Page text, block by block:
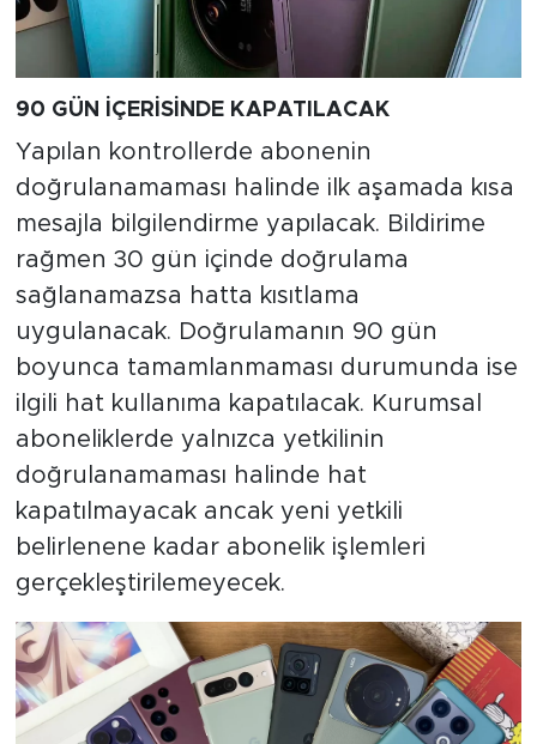
90 GÜN İÇERİSİNDE KAPATILACAK
Yapılan kontrollerde abonenin
doğrulanamaması halinde ilk aşamada kısa
mesajla bilgilendirme yapılacak. Bildirime
rağmen 30 gün içinde doğrulama
sağlanamazsa hatta kısıtlama
uygulanacak. Doğrulamanın 90 gün
boyunca tamamlanmaması durumunda ise
ilgili hat kullanıma kapatılacak. Kurumsal
aboneliklerde yalnızca yetkilinin
doğrulanamaması halinde hat
kapatılmayacak ancak yeni yetkili
belirlenene kadar abonelik işlemleri
gerçekleştirilemeyecek.